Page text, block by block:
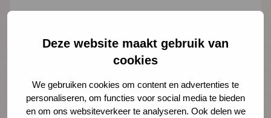
Deze website maakt gebruik van
cookies
We gebruiken cookies om content en advertenties te
personaliseren, om functies voor social media te bieden
en om ons websiteverkeer te analyseren. Ook delen we
" geeft vereiste velden aan